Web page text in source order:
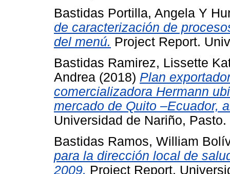
Bastidas Portilla, Angela Y
de caracterización de
del menú. Project Report.
Bastidas Ramirez, Lissette
Andrea (2018) Plan
comercializadora Hermann
mercado de Quito –Ecuador,
Universidad de Nariño, Pasto.
Bastidas Ramos, William
para la dirección local de
2009. Project Report.